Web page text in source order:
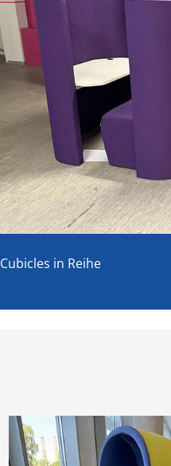
Cubicles in Reihe